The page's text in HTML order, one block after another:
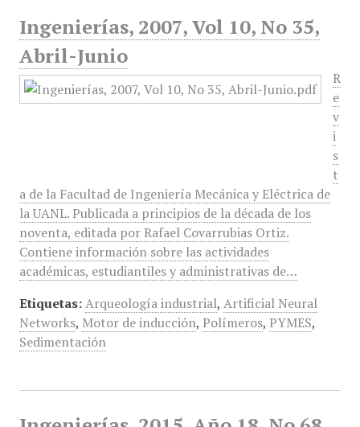
Ingenierías, 2007, Vol 10, No 35,
Abril-Junio
R
e
v
i
s
t
a de la Facultad de Ingeniería Mecánica y Eléctrica de
la UANL. Publicada a principios de la década de los
noventa, editada por Rafael Covarrubias Ortiz.
Contiene información sobre las actividades
académicas, estudiantiles y administrativas de…
Etiquetas: Arqueología industrial, Artificial Neural
Networks, Motor de inducción, Polímeros, PYMES,
Sedimentación